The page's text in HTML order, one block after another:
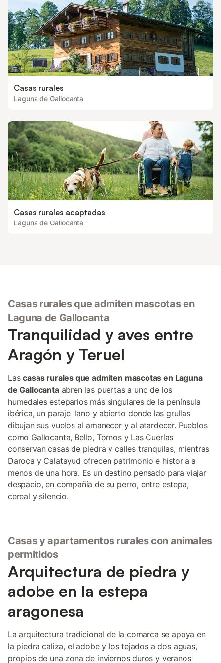
Casas rurales
Laguna de Gallocanta
Casas rurales adaptadas
Laguna de Gallocanta
Casas rurales que admiten mascotas en
Laguna de Gallocanta
Tranquilidad y aves entre
Aragón y Teruel
Lascasas rurales que admiten mascotas en Laguna
de Gallocantaabren las puertas a uno de los
humedales esteparios más singulares de la península
ibérica, un paraje llano y abierto donde las grullas
dibujan sus vuelos al amanecer y al atardecer. Pueblos
como Gallocanta, Bello, Tornos y Las Cuerlas
conservan casas de piedra y calles tranquilas, mientras
Daroca y Calatayud ofrecen patrimonio e historia a
menos de una hora. Es un destino pensado para viajar
despacio, en compañía de su perro, entre estepa,
cereal y silencio.
Casas y apartamentos rurales con animales
permitidos
Arquitectura de piedra y
adobe en la estepa
aragonesa
La arquitectura tradicional de la comarca se apoya en
la piedra caliza, el adobe y los tejados a dos aguas,
propios de una zona de inviernos duros y veranos